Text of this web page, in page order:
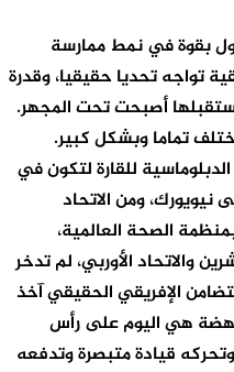
بقوة في نمط ممارسة
تواجه تحديا حقيقيا، وقدرة
أصبحت تحت المجهر.
تماما وبشكل كبير.
للقارة لتكون في
نيويورك، ومن الاتحاد
الصحة العالمية،
والاتحاد الأوربي، لم تدخر
الإفريقي الحقيقي آخذ
هي اليوم على رأس
قيادة متبصرة وتدفعه